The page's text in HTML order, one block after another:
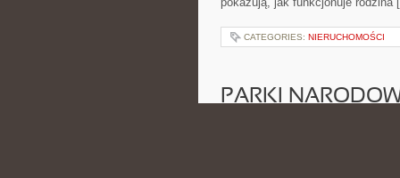
CATEGORIES: NIERUCHOMOŚCI
PARKI